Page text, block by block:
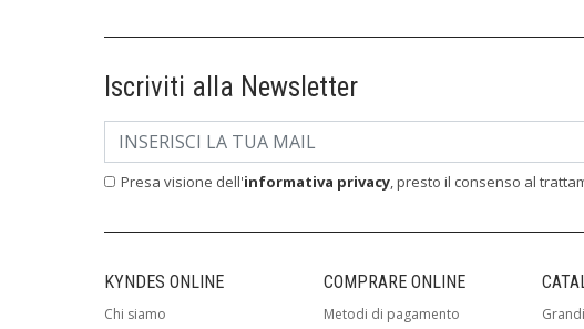
Iscriviti alla Newsletter
Presa visione dell'informativa privacy, presto il consenso al
KYNDES ONLINE
Chi siamo
COMPRARE ONLINE
Metodi di pagamento